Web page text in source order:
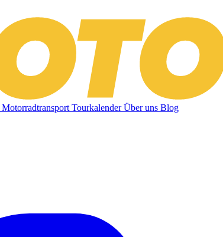
Motorradtransport TourkalenderÜber uns Blog